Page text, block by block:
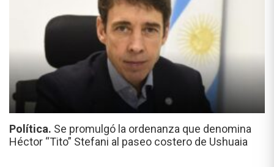
Política. Se promulgó la ordenanza que denomina
Héctor “Tito” Stefani al paseo costero de Ushuaia